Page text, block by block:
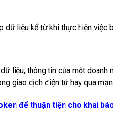
dữ liệu kể từ khi thực hiện việc
liệu, thông tin của một doanh
giao dịch điện tử hay qua
để thuận tiện cho khai